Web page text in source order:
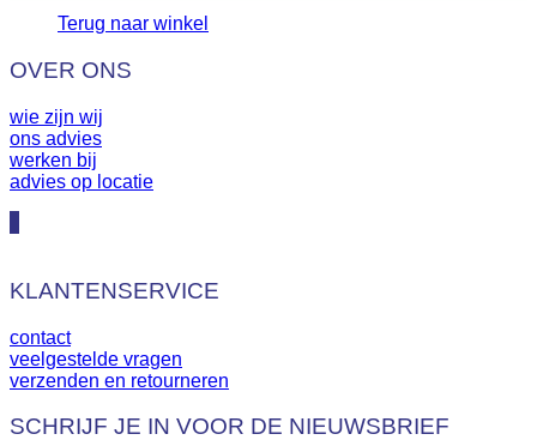
Terug naar winkel
OVER ONS
wie zijn wij
ons advies
werken bij
advies op locatie
KLANTENSERVICE
contact
veelgestelde vragen
verzenden en retourneren
SCHRIJF JE IN VOOR DE NIEUWSBRIEF